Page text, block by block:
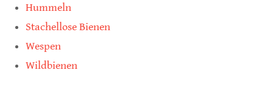
Hummeln
Stachellose Bienen
Wespen
Wildbienen